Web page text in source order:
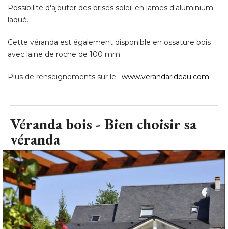
avec laine de roche de 100 mm
Véranda bois - Bien choisir sa